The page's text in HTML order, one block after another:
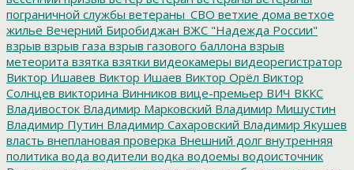
пограничной службы ветераны_СВО ветхие дома ветхое
жилье Вечерний Биробиджан ВЖС "Надежда России"
взрыв взрыв газа взрыв газового баллона взрыв
метеорита взятка взятки видеокамеры видеорегистратор
Виктор Ишавев Виктор Ишаев Виктор Орёл Виктор
Солнцев викторина Винников вице-премьер ВИЧ ВККС
Владивосток Владимир Марковский Владимир Мишустин
Владимир Путин Владимир Сахаровский Владимир Якушев
власть внеплановая проверка Внешний долг внутренняя
политика вода водители водка водоемы водоисточник